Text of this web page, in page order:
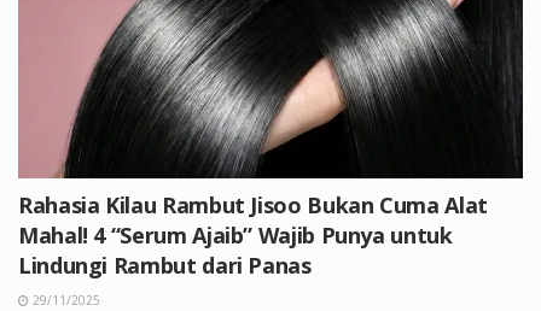
Rahasia Kilau Rambut Jisoo Bukan Cuma Alat
Mahal! 4 “Serum Ajaib” Wajib Punya untuk
Lindungi Rambut dari Panas
29/11/2025